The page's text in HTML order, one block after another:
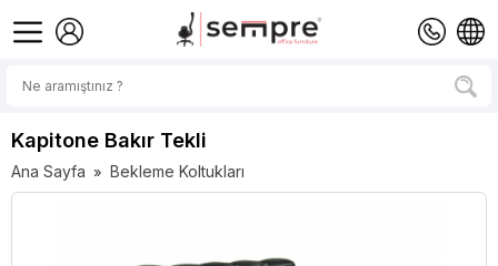
Kapitone Bakır Tekli
Ana Sayfa » Bekleme Koltukları